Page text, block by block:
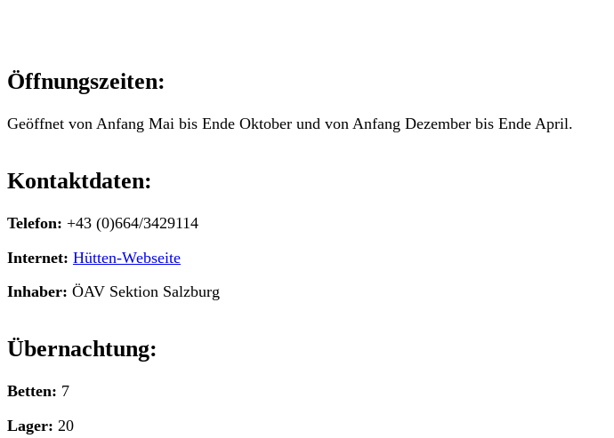
Öffnungszeiten:
Geöffnet von Anfang Mai bis Ende Oktober und von Anfang Dezember bis Ende April.
Kontaktdaten:
Telefon: +43 (0)664/3429114
Internet: Hütten-Webseite
Inhaber: ÖAV Sektion Salzburg
Übernachtung:
Betten: 7
Lager: 20